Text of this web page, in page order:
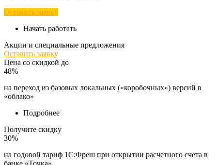
Оставить заявку
Начать работать
Акции и специальные предложения
Оставить заявку
Цена со скидкой до
48%
на переход из базовых локальных («коробочных») версий в
«облако»
Подробнее
Получите скидку
30%
на годовой тариф 1С:Фреш при открытии расчетного счета в
банке «Точка»